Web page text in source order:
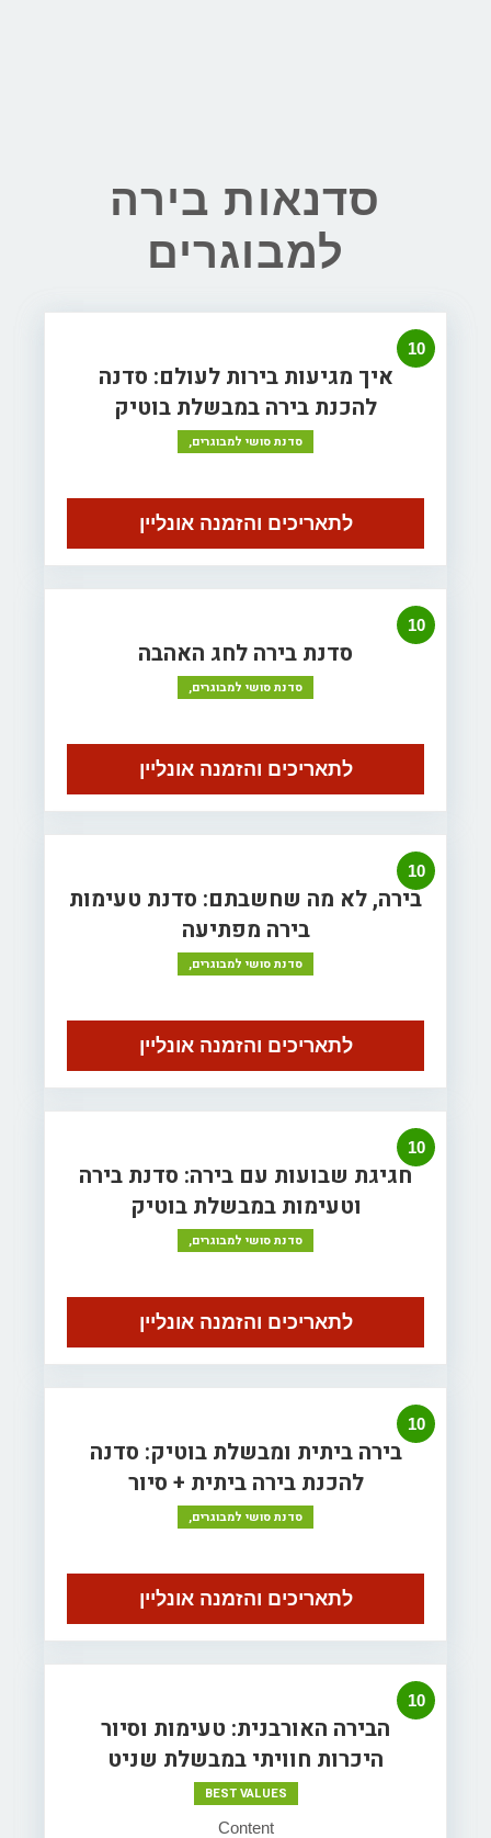
סדנאות בירה
למבוגרים
10
איך מגיעות בירות לעולם: סדנה
להכנת בירה במבשלת בוטיק
סדנת סושי למבוגרים,
לתאריכים והזמנה אונליין
10
סדנת בירה לחג האהבה
סדנת סושי למבוגרים,
לתאריכים והזמנה אונליין
10
בירה, לא מה שחשבתם: סדנת טעימות
בירה מפתיעה
סדנת סושי למבוגרים,
לתאריכים והזמנה אונליין
10
חגיגת שבועות עם בירה: סדנת בירה
וטעימות במבשלת בוטיק
סדנת סושי למבוגרים,
לתאריכים והזמנה אונליין
10
בירה ביתית ומבשלת בוטיק: סדנה
להכנת בירה ביתית + סיור
סדנת סושי למבוגרים,
לתאריכים והזמנה אונליין
10
הבירה האורבנית: טעימות וסיור
היכרות חוויתי במבשלת שניט
BEST VALUES
Content